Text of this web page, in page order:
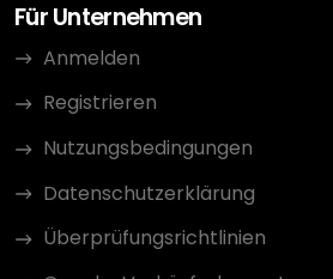
Für Unternehmen
Anmelden
Registrieren
Nutzungsbedingungen
Datenschutzerklärung
Überprüfungsrichtlinien